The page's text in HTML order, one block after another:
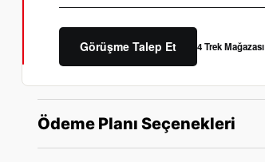
Görüşme Talep Et 4 Trek Mağazası
Ödeme Planı Seçenekleri